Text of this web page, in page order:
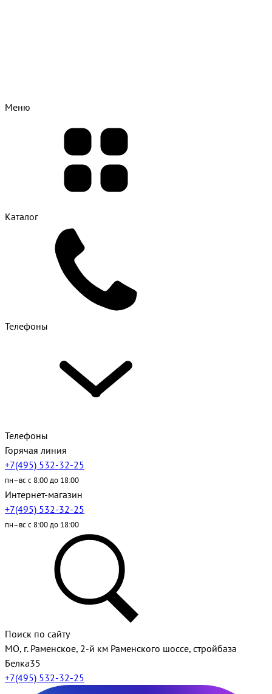
Меню
Каталог
Телефоны
Телефоны
Горячая линия
+7(495) 532-32-25
пн–вс с 8:00 до 18:00
Интернет-магазин
+7(495) 532-32-25
пн–вс с 8:00 до 18:00
Поиск по сайту
МО, г. Раменское, 2-й км Раменского шоссе, стройбаза
Белка35
+7(495) 532-32-25